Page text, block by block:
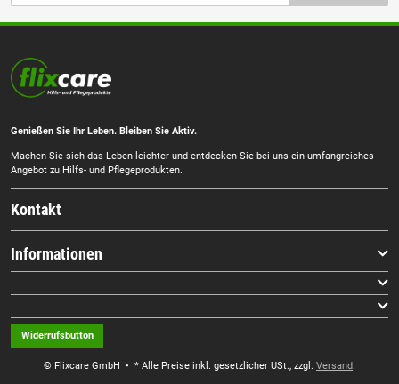
Genießen Sie Ihr Leben. Bleiben Sie Aktiv.
Machen Sie sich das Leben leichter und entdecken Sie bei uns ein umfangreiches
Angebot zu Hilfs- und Pflegeprodukten.
Kontakt
Informationen
Widerrufsbutton
© Flixcare GmbH • * Alle Preise inkl. gesetzlicher USt., zzgl. Versand.